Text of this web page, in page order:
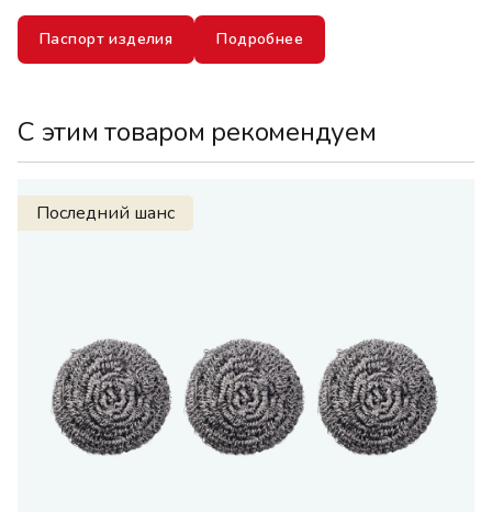
Паспорт изделия Подробнее
С этим товаром рекомендуем
Последний шанс